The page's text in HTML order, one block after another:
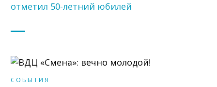
отметил 50-летний юбилей
СОБЫТИЯ